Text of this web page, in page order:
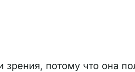
потому что она